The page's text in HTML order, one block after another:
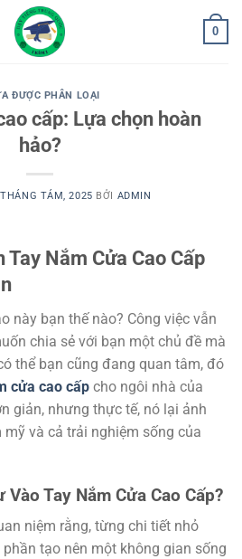
0
ĐƯỢC PHÂN LOẠI
cấp: Lựa chọn hoàn
hảo?
TÁM, 2025 BỞI ADMIN
Tay Nắm Cửa Cao Cấp
này bạn thế nào? Công việc vẫn
chia sẻ với bạn một chủ đề mà
thể bạn cũng đang quan tâm, đó
cửa cao cấp cho ngôi nhà của
giản, nhưng thực tế, nó lại ảnh
và cả trải nghiệm sống của
Tay Nắm Cửa Cao Cấp?
niệm rằng, từng chi tiết nhỏ
tạo nên một không gian sống